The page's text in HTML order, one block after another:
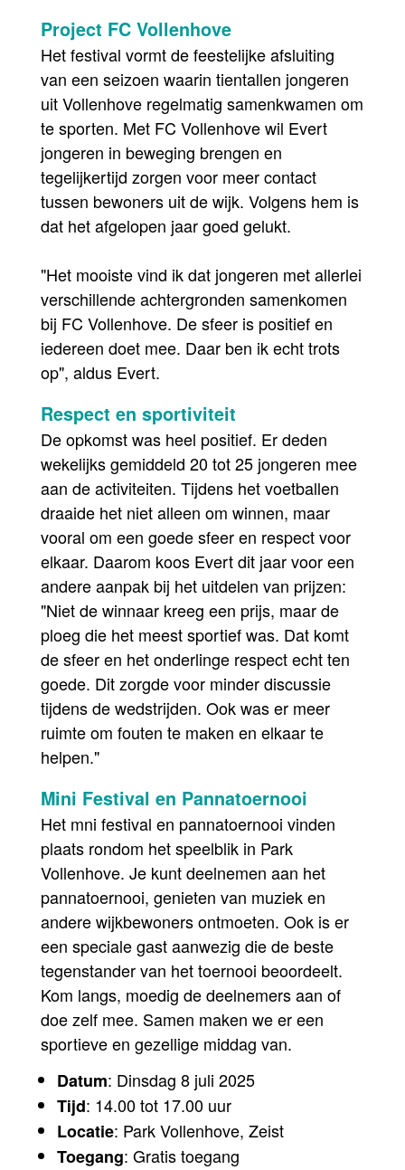
Project FC Vollenhove
Het festival vormt de feestelijke afsluiting
van een seizoen waarin tientallen jongeren
uit Vollenhove regelmatig samenkwamen om
te sporten. Met FC Vollenhove wil Evert
jongeren in beweging brengen en
tegelijkertijd zorgen voor meer contact
tussen bewoners uit de wijk. Volgens hem is
dat het afgelopen jaar goed gelukt.
"Het mooiste vind ik dat jongeren met allerlei
verschillende achtergronden samenkomen
bij FC Vollenhove. De sfeer is positief en
iedereen doet mee. Daar ben ik echt trots
op", aldus Evert.
Respect en sportiviteit
De opkomst was heel positief. Er deden
wekelijks gemiddeld 20 tot 25 jongeren mee
aan de activiteiten. Tijdens het voetballen
draaide het niet alleen om winnen, maar
vooral om een goede sfeer en respect voor
elkaar. Daarom koos Evert dit jaar voor een
andere aanpak bij het uitdelen van prijzen:
"Niet de winnaar kreeg een prijs, maar de
ploeg die het meest sportief was. Dat komt
de sfeer en het onderlinge respect echt ten
goede. Dit zorgde voor minder discussie
tijdens de wedstrijden. Ook was er meer
ruimte om fouten te maken en elkaar te
helpen."
Mini Festival en Pannatoernooi
Het mni festival en pannatoernooi vinden
plaats rondom het speelblik in Park
Vollenhove. Je kunt deelnemen aan het
pannatoernooi, genieten van muziek en
andere wijkbewoners ontmoeten. Ook is er
een speciale gast aanwezig die de beste
tegenstander van het toernooi beoordeelt.
Kom langs, moedig de deelnemers aan of
doe zelf mee. Samen maken we er een
sportieve en gezellige middag van.
Datum: Dinsdag 8 juli 2025
Tijd: 14.00 tot 17.00 uur
Locatie: Park Vollenhove, Zeist
Toegang: Gratis toegang